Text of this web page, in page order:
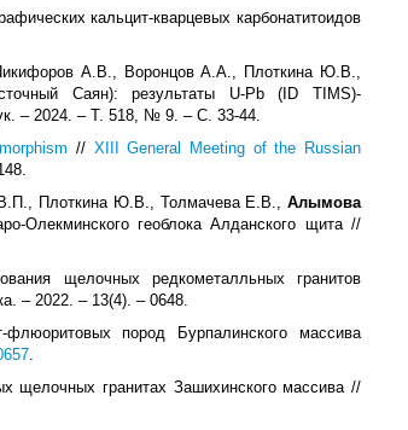
кальцит-кварцевых карбонатитоидов
А.В., Воронцов А.А., Плоткина Ю.В.,
Саян): результаты U-Pb (ID TIMS)-
– 2024. – Т. 518, № 9. – С. 33-44.
// XIII General Meeting of the Russian
Плоткина Ю.В., Толмачева Е.В., Алымова
Олекминского геоблока Алданского щита //
щелочных редкометалльных гранитов
– 2022. – 13(4). – 0648.
пород Бурпалинского массива
.
щелочных гранитах Зашихинского массива //